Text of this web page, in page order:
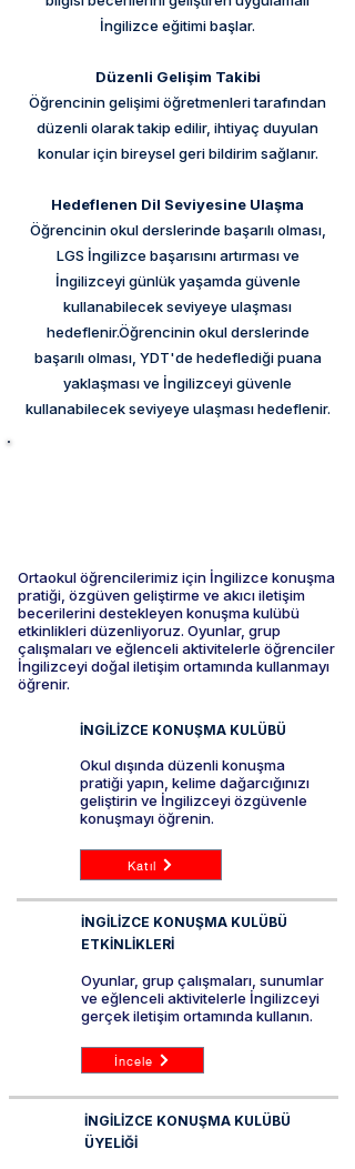
İngilizce eğitimi başlar.
Düzenli Gelişim Takibi
Öğrencinin gelişimi öğretmenleri tarafından
düzenli olarak takip edilir, ihtiyaç duyulan
konular için bireysel geri bildirim sağlanır.
Hedeflenen Dil Seviyesine Ulaşma
Öğrencinin okul derslerinde başarılı olması,
LGS İngilizce başarısını artırması ve
İngilizceyi günlük yaşamda güvenle
kullanabilecek seviyeye ulaşması
hedeflenir.Öğrencinin okul derslerinde
başarılı olması, YDT'de hedeflediği puana
yaklaşması ve İngilizceyi güvenle
kullanabilecek seviyeye ulaşması hedeflenir.
Ortaokul öğrencilerimiz için İngilizce konuşma
pratiği, özgüven geliştirme ve akıcı iletişim
becerilerini destekleyen konuşma kulübü
etkinlikleri düzenliyoruz. Oyunlar, grup
çalışmaları ve eğlenceli aktivitelerle öğrenciler
İngilizceyi doğal iletişim ortamında kullanmayı
öğrenir.
İNGİLİZCE KONUŞMA KULÜBÜ
Okul dışında düzenli konuşma
pratiği yapın, kelime dağarcığınızı
geliştirin ve İngilizceyi özgüvenle
konuşmayı öğrenin.
Katıl
İNGİLİZCE KONUŞMA KULÜBÜ
ETKİNLİKLERİ
Oyunlar, grup çalışmaları, sunumlar
ve eğlenceli aktivitelerle İngilizceyi
gerçek iletişim ortamında kullanın.
İncele
İNGİLİZCE KONUŞMA KULÜBÜ
ÜYELİĞİ